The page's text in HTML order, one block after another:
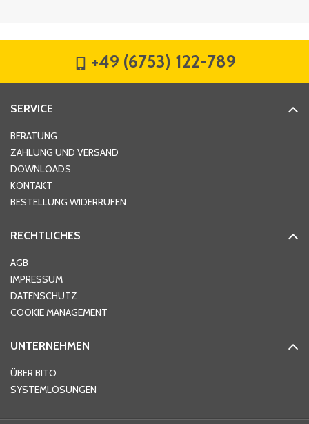
Hausnummer
Ort*
Telefon
+49 (6753) 122-789
SERVICE
BERATUNG
ZAHLUNG UND VERSAND
DOWNLOADS
KONTAKT
BESTELLUNG WIDERRUFEN
RECHTLICHES
AGB
IMPRESSUM
DATENSCHUTZ
COOKIE MANAGEMENT
UNTERNEHMEN
ÜBER BITO
SYSTEMLÖSUNGEN